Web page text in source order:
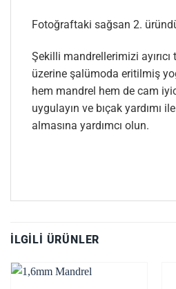
Fotoğraftaki sağsan 2.
Şekilli mandrellerimizi ayırıcı
üzerine şalümoda eritilmiş
hem mandrel hem de cam
uygulayın ve bıçak yardımı
almasına yardımcı olun.
İLGILI ÜRÜNLER